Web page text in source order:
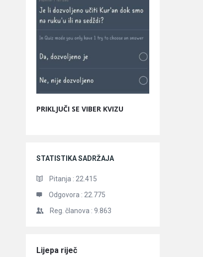
PRIKLJUČI SE VIBER KVIZU
STATISTIKA SADRŽAJA
Pitanja : 22.415
Odgovora : 22.775
Reg. članova : 9.863
Članci
Lijepa riječ